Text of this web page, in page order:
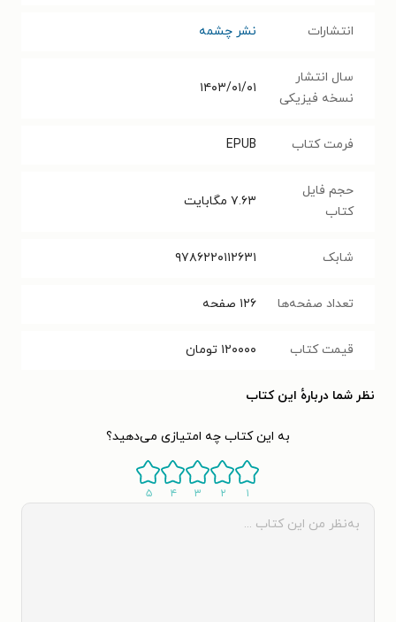
انتشارات نشر چشمه
سال انتشار
نسخه فیزیکی
۱۴۰۳/۰۱/۰۱
فرمت کتاب EPUB
حجم فایل
کتاب
۷.۶۳ مگابایت
شابک ۹۷۸۶۲۲۰۱۱۲۶۳۱
تعداد صفحه‌ها ۱۲۶ صفحه
قیمت کتاب ۱۲۰۰۰۰ تومان
نظر شما دربارهٔ این کتاب
به این کتاب چه امتیازی می‌دهید؟
۱ ۲ ۳ ۴ ۵